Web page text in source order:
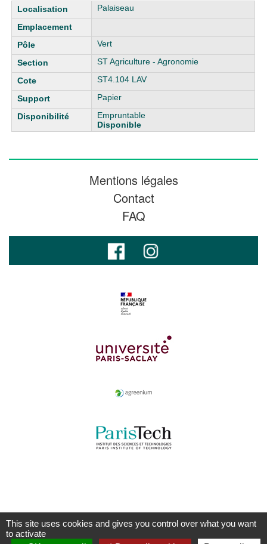
Liste des exemplaires Palaiseau
Vert
ST Agriculture - Agronomie
ST4.104 LAV
Papier
Empruntable
Disponible
Mentions légales
Contact
FAQ
This site uses cookies and gives you control over what you want
to activate